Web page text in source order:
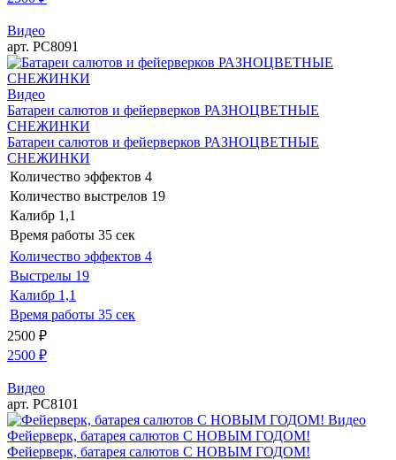
Видео
арт. РС8091
Видео
Батареи салютов и фейерверков РАЗНОЦВЕТНЫЕ
СНЕЖИНКИ
Батареи салютов и фейерверков РАЗНОЦВЕТНЫЕ
СНЕЖИНКИ
Количество эффектов 4
Количество выстрелов 19
Калибр 1,1
Время работы 35 сек
Количество эффектов 4
Выстрелы 19
Калибр 1,1
Время работы 35 сек
2500 ₽
2500 ₽
Видео
арт. РС8101
Видео
Фейерверк, батарея салютов С НОВЫМ ГОДОМ!
Фейерверк, батарея салютов С НОВЫМ ГОДОМ!